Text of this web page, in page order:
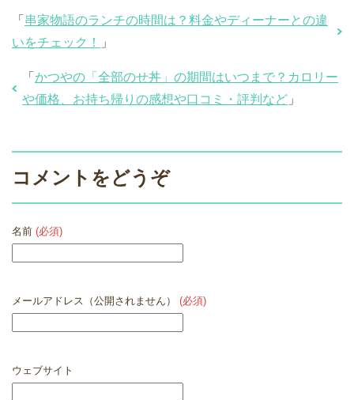
「 串家物語のランチの時間は？料金やディーナーとの違
いをチェック！
」
「 かつやの「全部のせ丼」の期間はいつまで？カロリー
や価格、お持ち帰りの感想や口コミ・評判など 」
コメントをどうぞ
名前 (必須)
メールアドレス（公開されません） (必須)
ウェブサイト